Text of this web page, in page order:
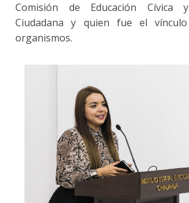
Comisión de Educación Cívica
Ciudadana y quien fue el
organismos.